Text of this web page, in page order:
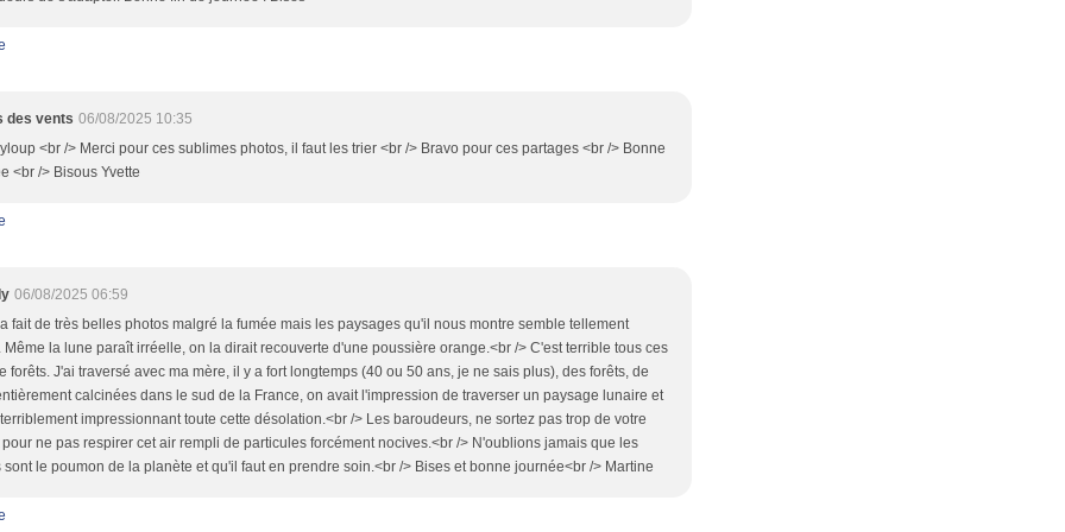
des vents 06/08/2025 10:35
<br /> Merci pour ces sublimes photos, il faut les trier <br /> Bravo pour ces partages <br /> Bonne
<br /> Bisous Yvette
06/08/2025 06:59
fait de très belles photos malgré la fumée mais les paysages qu'il nous montre semble tellement
Même la lune paraît irréelle, on la dirait recouverte d'une poussière orange.<br /> C'est terrible tous ces
forêts. J'ai traversé avec ma mère, il y a fort longtemps (40 ou 50 ans, je ne sais plus), des forêts, de
calcinées dans le sud de la France, on avait l'impression de traverser un paysage lunaire et
impressionnant toute cette désolation.<br /> Les baroudeurs, ne sortez pas trop de votre
ne pas respirer cet air rempli de particules forcément nocives.<br /> N'oublions jamais que les
sont le poumon de la planète et qu'il faut en prendre soin.<br /> Bises et bonne journée<br /> Martine